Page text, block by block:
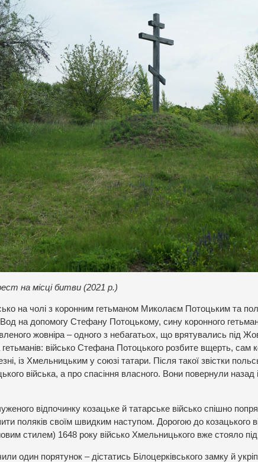
на місці битви (2021 р.)
на чолі з коронним гетьманом Миколаєм Потоцьким та
на допомогу Стефану Потоцькому, сину коронного
жовніра – одного з небагатьох, що врятувались під
військо Стефана Потоцького розбите вщерть, сам
із Хмельницьким у союзі татари. Після такої звістки
війська, а про спасіння власного. Вони повернули
відпочинку козацьке й татарське військо спішно
поляків своїм швидким наступом. Дорогою до козацького
стилем) 1648 року військо Хмельницького вже стояло
один порятунок – дістатись Білоцерківського замку й